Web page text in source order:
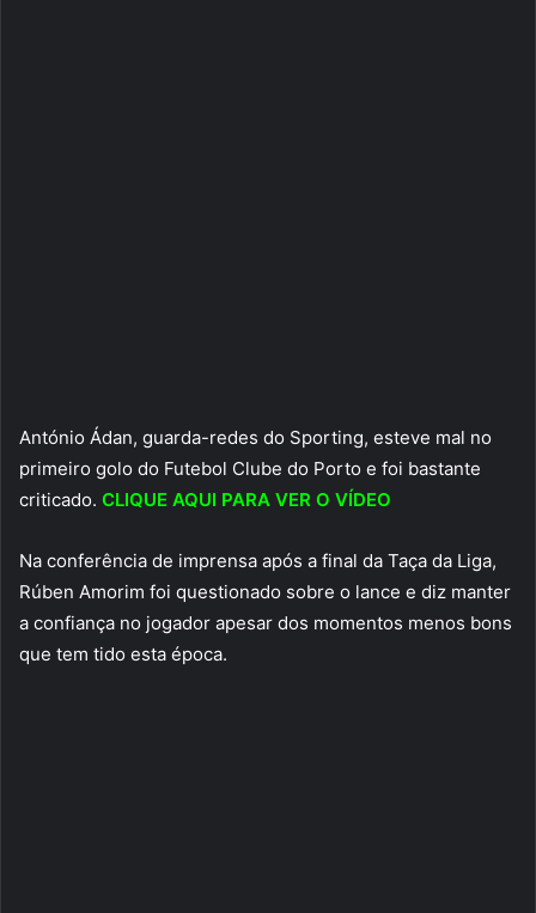
António Ádan, guarda-redes do Sporting, esteve mal no
primeiro golo do Futebol Clube do Porto e foi bastante
criticado. CLIQUE AQUI PARA VER O VÍDEO
Na conferência de imprensa após a final da Taça da Liga,
Rúben Amorim foi questionado sobre o lance e diz manter
a confiança no jogador apesar dos momentos menos bons
que tem tido esta época.